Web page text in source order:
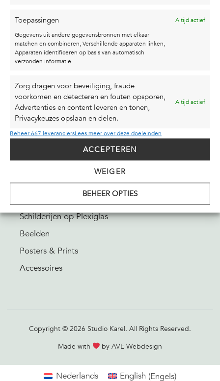
Toepassingen
Altijd actief
Gegevens uit andere gegevensbronnen met elkaar
matchen en combineren, Verschillende apparaten linken,
Apparaten identificeren op basis van automatisch
verzonden informatie.
Zorg dragen voor beveiliging, fraude
voorkomen en detecteren en fouten opsporen,
Advertenties en content leveren en tonen,
Privacykeuzes opslaan en delen.
Altijd actief
Beheer 667 leveranciersLees meer over deze doeleinden
ACCEPTEREN
WEIGER
BEHEER OPTIES
NAVIGATIE
Algemene voorwaarden
Privacyverklaring
FAQ
Schilderijen op Plexiglas
Beelden
Posters & Prints
Accessoires
Copyright © 2026 Studio Karel. All Rights Reserved.
Made with
by AVE Webdesign
Nederlands English (Engels)